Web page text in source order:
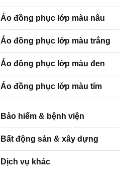
Áo đồng phục lớp màu nâu
Áo đồng phục lớp màu trắng
Áo đồng phục lớp màu đen
Áo đồng phục lớp màu tím
Bảo hiểm & bệnh viện
Bất động sản & xây dựng
Dịch vụ khác